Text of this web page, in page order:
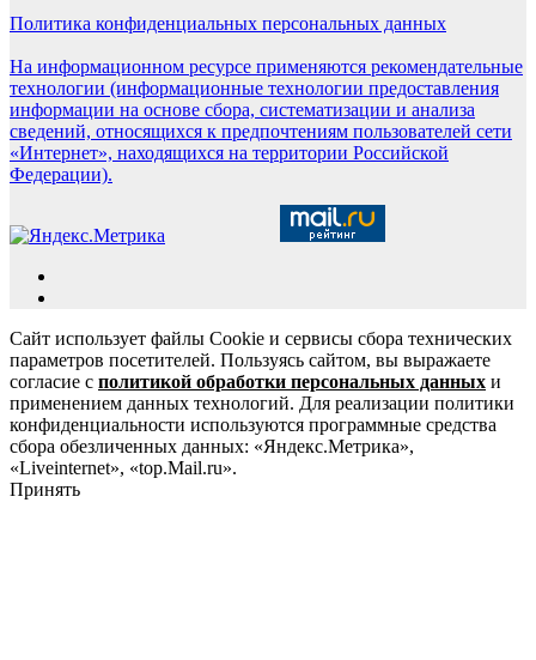
Политика конфиденциальных персональных данных
На информационном ресурсе применяются рекомендательные
технологии (информационные технологии предоставления
информации на основе сбора, систематизации и анализа
сведений, относящихся к предпочтениям пользователей сети
«Интернет», находящихся на территории Российской
Федерации).
Сайт использует файлы Cookie и сервисы сбора технических
параметров посетителей. Пользуясь сайтом, вы выражаете
согласие с политикой обработки персональных данных и
применением данных технологий. Для реализации политики
конфиденциальности используются программные средства
сбора обезличенных данных: «Яндекс.Метрика»,
«Liveinternet», «top.Mail.ru».
Принять